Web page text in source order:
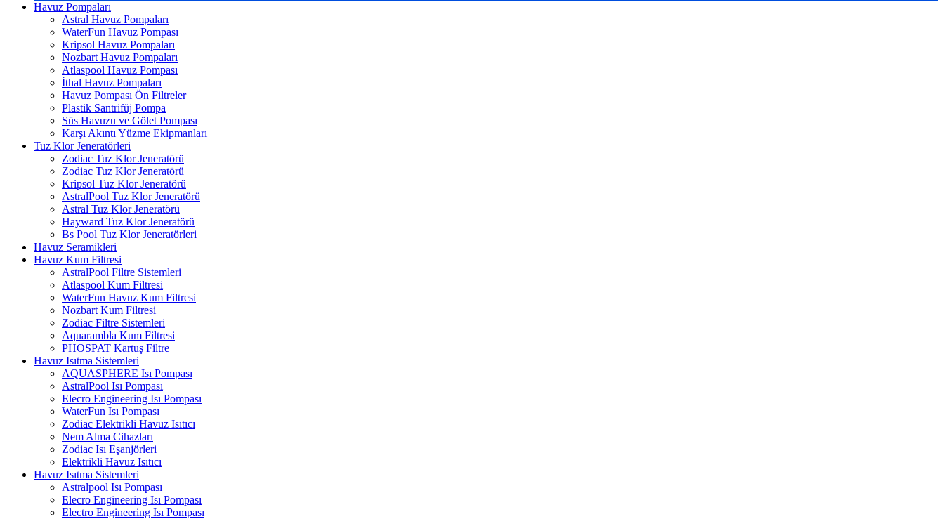
Havuz Pompaları
Astral Havuz Pompaları
WaterFun Havuz Pompası
Kripsol Havuz Pompaları
Nozbart Havuz Pompaları
Atlaspool Havuz Pompası
İthal Havuz Pompaları
Havuz Pompası Ön Filtreler
Plastik Santrifüj Pompa
Süs Havuzu ve Gölet Pompası
Karşı Akıntı Yüzme Ekipmanları
Tuz Klor Jeneratörleri
Zodiac Tuz Klor Jeneratörü
Zodiac Tuz Klor Jeneratörü
Kripsol Tuz Klor Jeneratörü
AstralPool Tuz Klor Jeneratörü
Astral Tuz Klor Jeneratörü
Hayward Tuz Klor Jeneratörü
Bs Pool Tuz Klor Jeneratörleri
Havuz Seramikleri
Havuz Kum Filtresi
AstralPool Filtre Sistemleri
Atlaspool Kum Filtresi
WaterFun Havuz Kum Filtresi
Nozbart Kum Filtresi
Zodiac Filtre Sistemleri
Aquarambla Kum Filtresi
PHOSPAT Kartuş Filtre
Havuz Isıtma Sistemleri
AQUASPHERE Isı Pompası
AstralPool Isı Pompası
Elecro Engineering Isı Pompası
WaterFun Isı Pompası
Zodiac Elektrikli Havuz Isıtıcı
Nem Alma Cihazları
Zodiac Isı Eşanjörleri
Elektrikli Havuz Isıtıcı
Havuz Isıtma Sistemleri
Astralpool Isı Pompası
Elecro Engineering Isı Pompası
Electro Engineering Isı Pompası